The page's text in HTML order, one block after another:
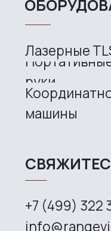
Handheld Calibry Mini
Handheld Calibry
Handheld laser Fenix
Robotic Proton
3D SCANNERS
Contacts
News
Company
Support